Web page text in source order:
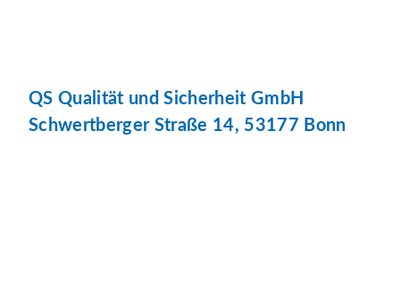
QS Qualität und Sicherheit GmbH
Schwertberger Straße 14, 53177 Bonn